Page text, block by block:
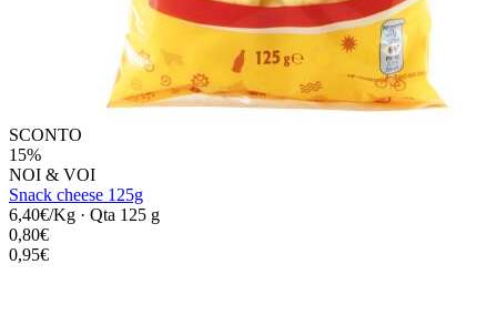
SCONTO
15%
NOI & VOI
Snack cheese 125g
6,40€/Kg · Qta 125 g
0,80€
0,95€